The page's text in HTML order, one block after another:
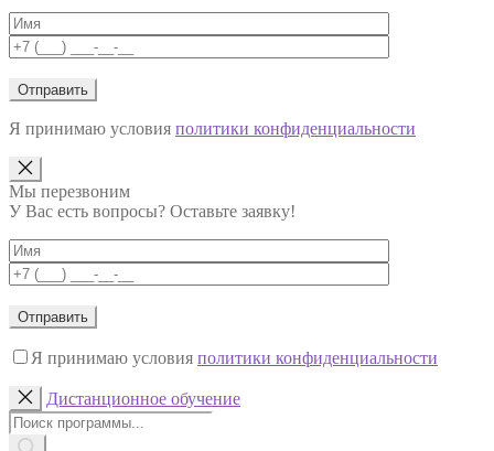
Я принимаю условия политики конфиденциальности
Мы перезвоним
У Вас есть вопросы? Оставьте заявку!
Я принимаю условия политики конфиденциальности
Дистанционное обучение
Поиск
товаров